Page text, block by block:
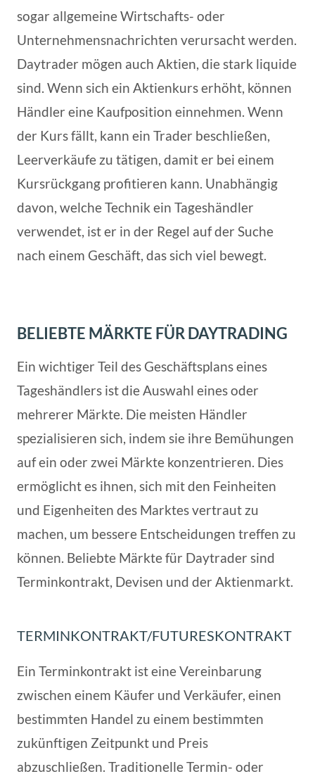
sogar allgemeine Wirtschafts- oder
Unternehmensnachrichten verursacht werden.
Daytrader mögen auch Aktien, die stark liquide
sind. Wenn sich ein Aktienkurs erhöht, können
Händler eine Kaufposition einnehmen. Wenn
der Kurs fällt, kann ein Trader beschließen,
Leerverkäufe zu tätigen, damit er bei einem
Kursrückgang profitieren kann. Unabhängig
davon, welche Technik ein Tageshändler
verwendet, ist er in der Regel auf der Suche
nach einem Geschäft, das sich viel bewegt.
BELIEBTE MÄRKTE FÜR DAYTRADING
Ein wichtiger Teil des Geschäftsplans eines
Tageshändlers ist die Auswahl eines oder
mehrerer Märkte. Die meisten Händler
spezialisieren sich, indem sie ihre Bemühungen
auf ein oder zwei Märkte konzentrieren. Dies
ermöglicht es ihnen, sich mit den Feinheiten
und Eigenheiten des Marktes vertraut zu
machen, um bessere Entscheidungen treffen zu
können. Beliebte Märkte für Daytrader sind
Terminkontrakt, Devisen und der Aktienmarkt.
TERMINKONTRAKT/FUTURESKONTRAKT
Ein Terminkontrakt ist eine Vereinbarung
zwischen einem Käufer und Verkäufer, einen
bestimmten Handel zu einem bestimmten
zukünftigen Zeitpunkt und Preis
abzuschließen. Traditionelle Termin- oder